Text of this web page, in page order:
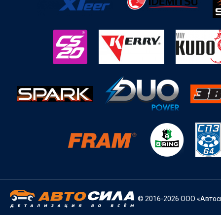
© 2016-2026 ООО